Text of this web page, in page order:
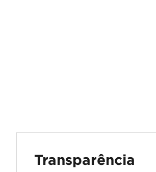
Transparência